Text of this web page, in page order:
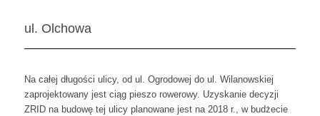
ul. Olchowa
Na całej długości ulicy, od ul. Ogrodowej do ul. Wilanowskiej
zaprojektowany jest ciąg pieszo rowerowy. Uzyskanie decyzji
ZRID na budowę tej ulicy planowane jest na 2018 r., w budżecie